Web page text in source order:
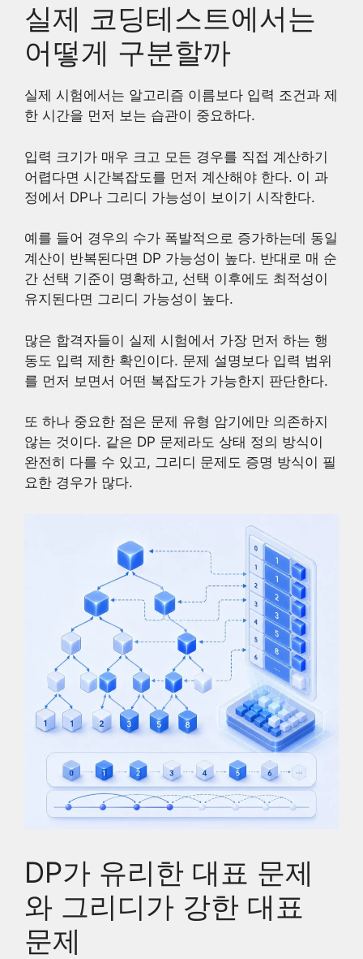
실제 코딩테스트에서는
어떻게 구분할까
실제 시험에서는 알고리즘 이름보다 입력 조건과 제
한 시간을 먼저 보는 습관이 중요하다.
입력 크기가 매우 크고 모든 경우를 직접 계산하기
어렵다면 시간복잡도를 먼저 계산해야 한다. 이 과
정에서 DP나 그리디 가능성이 보이기 시작한다.
예를 들어 경우의 수가 폭발적으로 증가하는데 동일
계산이 반복된다면 DP 가능성이 높다. 반대로 매 순
간 선택 기준이 명확하고, 선택 이후에도 최적성이
유지된다면 그리디 가능성이 높다.
많은 합격자들이 실제 시험에서 가장 먼저 하는 행
동도 입력 제한 확인이다. 문제 설명보다 입력 범위
를 먼저 보면서 어떤 복잡도가 가능한지 판단한다.
또 하나 중요한 점은 문제 유형 암기에만 의존하지
않는 것이다. 같은 DP 문제라도 상태 정의 방식이
완전히 다를 수 있고, 그리디 문제도 증명 방식이 필
요한 경우가 많다.
DP가 유리한 대표 문제
와 그리디가 강한 대표
문제